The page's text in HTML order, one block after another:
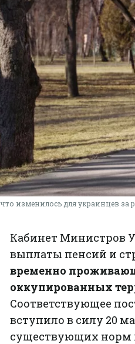
изменилось для украинцев
Кабинет Министров
выплаты пенсий и
временно
оккупированных
Соответствующее
вступило в силу 20
существующих норм